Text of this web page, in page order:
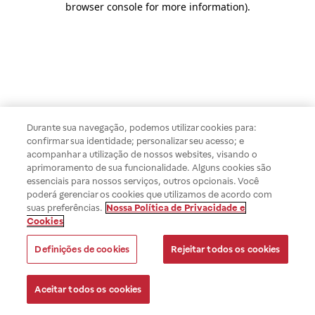
browser console for more information).
Durante sua navegação, podemos utilizar cookies para:
confirmar sua identidade; personalizar seu acesso; e
acompanhar a utilização de nossos websites, visando o
aprimoramento de sua funcionalidade. Alguns cookies são
essenciais para nossos serviços, outros opcionais. Você
poderá gerenciar os cookies que utilizamos de acordo com
suas preferências. Nossa Política de Privacidade e
Cookies
Definições de cookies Rejeitar todos os cookies
Aceitar todos os cookies